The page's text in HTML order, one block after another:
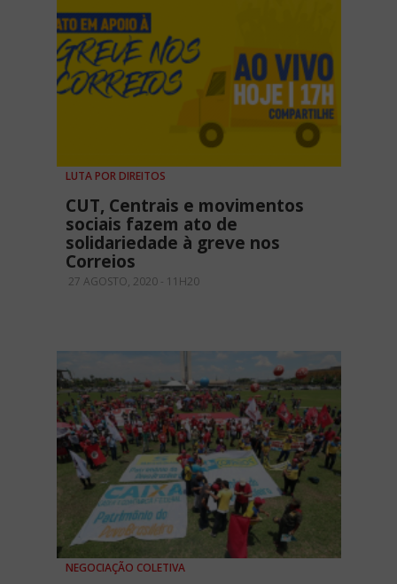
LUTA POR DIREITOS
CUT, Centrais e movimentos
sociais fazem ato de
solidariedade à greve nos
Correios
27 AGOSTO, 2020 - 11H20
NEGOCIAÇÃO COLETIVA